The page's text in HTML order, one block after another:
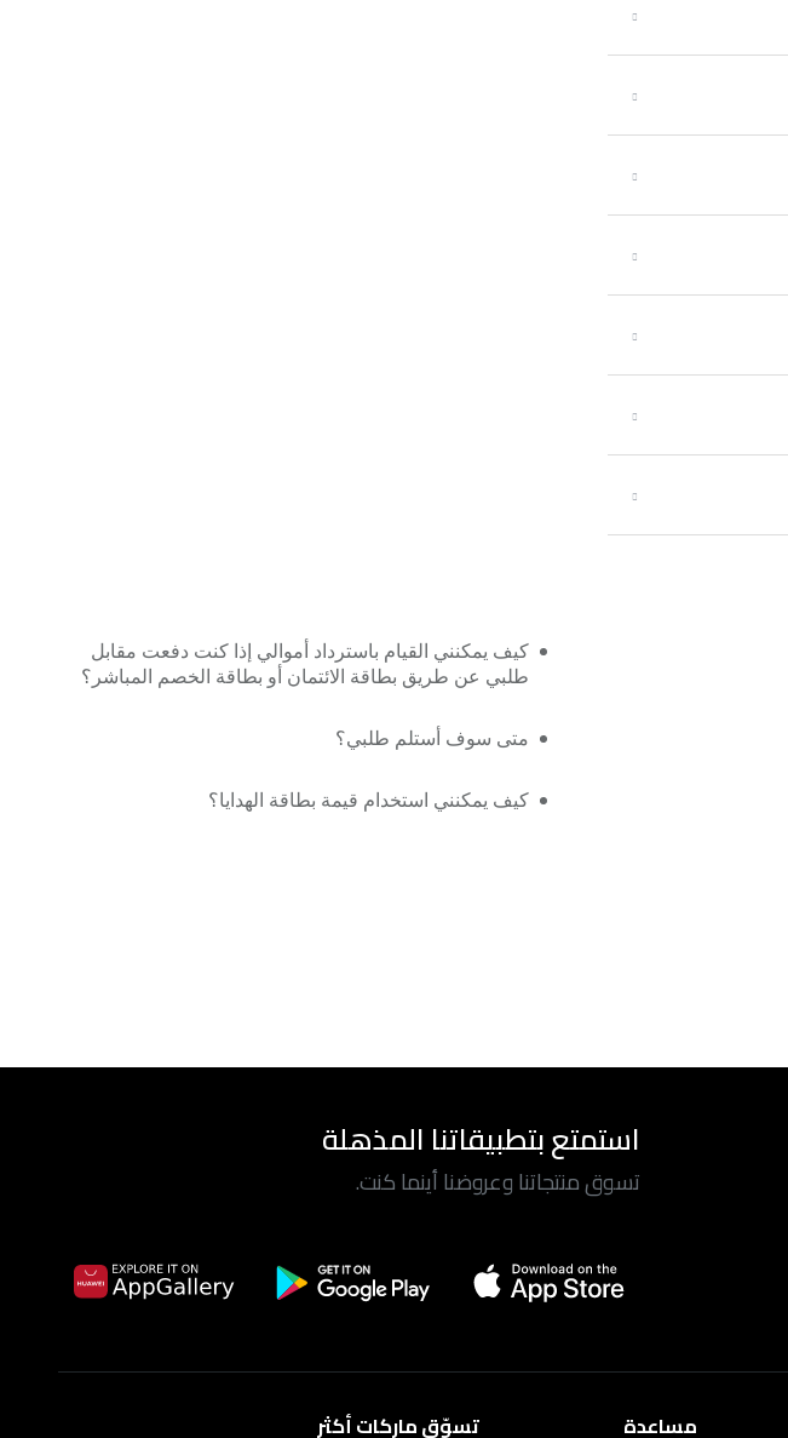
كيف يمكنني القيام باسترداد أموالي إذا كنت دفعت مقابل
طلبي عن طريق بطاقة الائتمان أو بطاقة الخصم المباشر؟
متى سوف أستلم طلبي؟
كيف يمكنني استخدام قيمة بطاقة الهدايا؟
استمتع بتطبيقاتنا المذهلة
تسوق منتجاتنا وعروضنا أينما كنت.
مساعدة تسوّق ماركات أكثر